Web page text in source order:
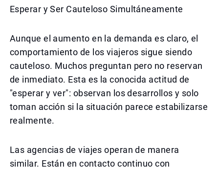
Esperar y Ser Cauteloso Simultáneamente
Aunque el aumento en la demanda es claro, el
comportamiento de los viajeros sigue siendo
cauteloso. Muchos preguntan pero no reservan
de inmediato. Esta es la conocida actitud de
"esperar y ver": observan los desarrollos y solo
toman acción si la situación parece estabilizarse
realmente.
Las agencias de viajes operan de manera
similar. Están en contacto continuo con